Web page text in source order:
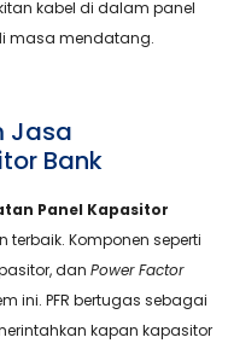
kabel di dalam panel
masa mendatang.
Jasa
Bank
Panel Kapasitor
Komponen seperti
dan Power Factor
ini. PFR bertugas sebagai
kapan kapasitor